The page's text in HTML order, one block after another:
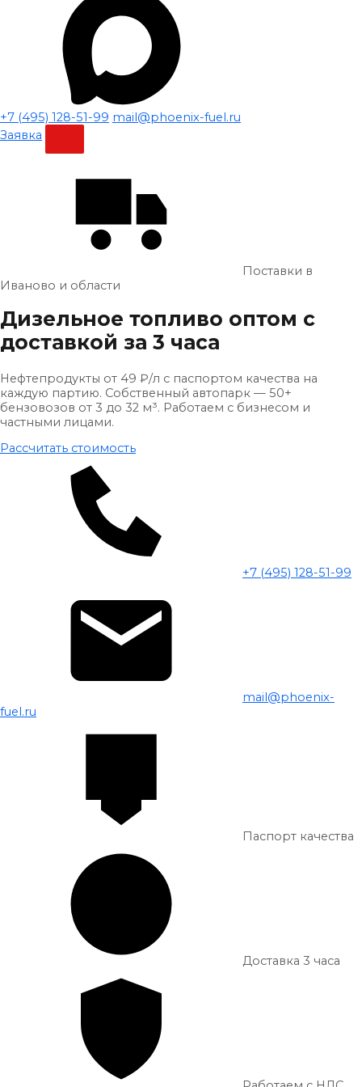
+7 (495) 128-51-99 mail@phoenix-fuel.ru
Заявка
Поставки в
Иваново и области
Дизельное топливо оптом с
доставкой за 3 часа
Нефтепродукты от 49 ₽/л с паспортом качества на
каждую партию. Собственный автопарк — 50+
бензовозов от 3 до 32 м³. Работаем с бизнесом и
частными лицами.
Рассчитать стоимость
+7 (495) 128-51-99
mail@phoenix-
fuel.ru
Паспорт качества
Доставка 3 часа